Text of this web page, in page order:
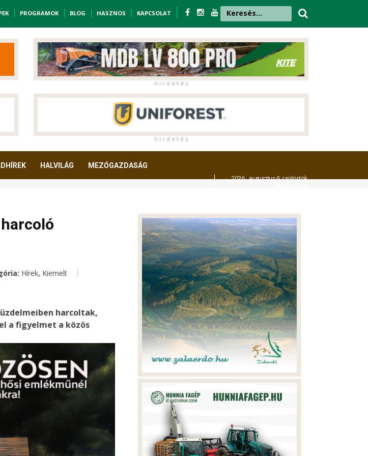
PROGRAMOK BLOG HASZNOS KAPCSOLAT
h i r d e t é s
h i r d e t é s
HALVILÁG MEZŐGAZDASÁG
2026. augusztus 6. csütörtök,
Hírek, Kiemelt
harcoltak,
a figyelmet a közös